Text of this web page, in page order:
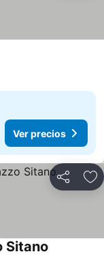
Ver precios
Compartir
Sitano